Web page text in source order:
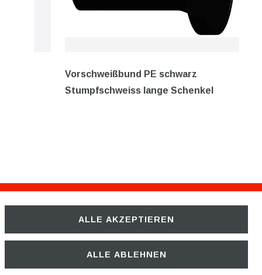
Vorschweißbund PE schwarz
Stumpfschweiss lange Schenkel
Unternehmen
ÜBER UNS
KARRIERE
ALLE AKZEPTIEREN
ALLE ABLEHNEN